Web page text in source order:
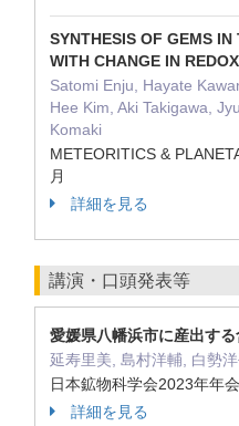
SYNTHESIS OF GEMS
WITH CHANGE IN
Satomi Enju, Hayate
Hee Kim, Aki Takigawa,
Komaki
METEORITICS &
月
詳細を見る
講演・口頭発表等
愛媛県八幡浜市に産出す
延寿里美, 島村洋輔, 白勢
日本鉱物科学会2023年年
詳細を見る